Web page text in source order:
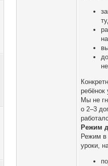
ребёнок
Мы не
о 2–3
Режим
Режим в
уроки,